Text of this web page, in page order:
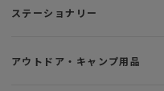
ステーショナリー
アウトドア・キャンプ用品